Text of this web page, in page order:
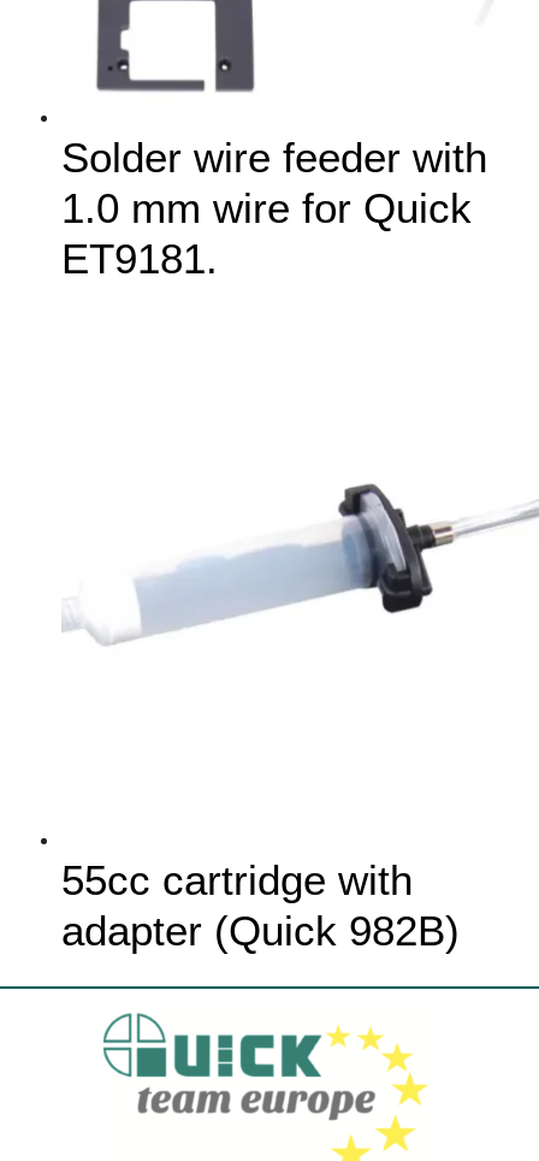
Solder wire feeder with
1.0 mm wire for Quick
ET9181.
55cc cartridge with
adapter (Quick 982B)